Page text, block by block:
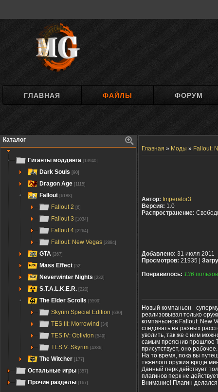
ГЛАВНАЯ ФАЙЛЫ ФОРУМ
Каталог
Гиганты моддинга [13940]
Dark Souls [90]
Dragon Age [1115]
Fallout [6188]
Fallout 2 [6]
Fallout 3 [1034]
Fallout 4 [2264]
Fallout: New Vegas [2884]
GTA [267]
Mass Effect [52]
Neverwinter Nights [232]
S.T.A.L.K.E.R. [220]
The Elder Scrolls [5599]
Skyrim Special Edition [630]
TES III: Morrowind [34]
TES IV: Oblivion [549]
TES V: Skyrim [4386]
The Witcher [177]
Остальные игры [357]
Прочие разделы [167]
Главная » Моды » Fallout:
Автор: Imperator3
Версия: 1.0
Распространение:
Добавлено: 31 июля 2011
Просмотров: 21935 |
Понравилось: 136
Новый компаньон -
реализовывал только
компаньонов Fallout: New
следовать на разных
уволить, так же с ним
самым прояснив прошлое
присутствует, оно
На то время, пока вы
тяжелого оружия вроде
Данный перк действует
плагинов перк не
Внимание! Плагин